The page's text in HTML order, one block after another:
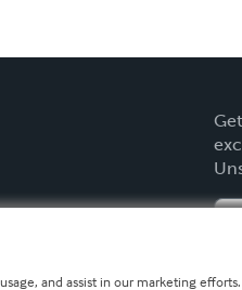
and assist in our marketing